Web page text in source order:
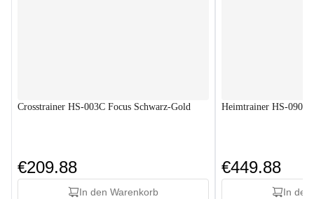
Crosstrainer HS-003C Focus Schwarz-Gold
€209.88
In den Warenkorb
Heimtrainer HS-090H
€449.88
In den